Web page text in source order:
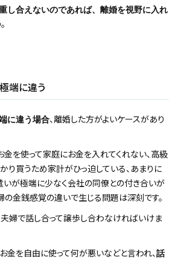
し合えないのであれば、離婚を視野に入れ
端に違う
に違う場合、離婚した方がよいケースがあり
を使って家庭にお金を入れてくれない、高級
り買うため家計がひっ迫している、あまりに
いが極端に少なく会社の同僚との付き合いが
の金銭感覚の違いで生じる問題は深刻です。
婦で話し合って譲歩し合わなければいけま
金を自由に使って何が悪いなどと言われ、話